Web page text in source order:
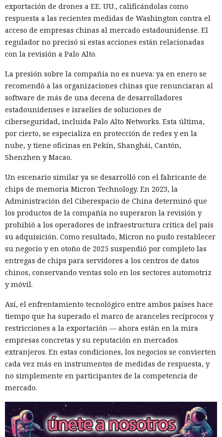
exportación de drones a EE. UU., calificándolas como
respuesta a las recientes medidas de Washington contra el
acceso de empresas chinas al mercado estadounidense. El
regulador no precisó si estas acciones están relacionadas
con la revisión a Palo Alto.
La presión sobre la compañía no es nueva: ya en enero se
recomendó a las organizaciones chinas que renunciaran al
software de más de una decena de desarrolladores
estadounidenses e israelíes de soluciones de
ciberseguridad, incluida Palo Alto Networks. Esta última,
por cierto, se especializa en protección de redes y en la
nube, y tiene oficinas en Pekín, Shanghái, Cantón,
Shenzhen y Macao.
Un escenario similar ya se desarrolló con el fabricante de
chips de memoria Micron Technology. En 2023, la
Administración del Ciberespacio de China determinó que
los productos de la compañía no superaron la revisión y
prohibió a los operadores de infraestructura crítica del país
su adquisición. Como resultado, Micron no pudo restablecer
su negocio y en otoño de 2025 suspendió por completo las
entregas de chips para servidores a los centros de datos
chinos, conservando ventas solo en los sectores automotriz
y móvil.
Así, el enfrentamiento tecnológico entre ambos países hace
tiempo que ha superado el marco de aranceles recíprocos y
restricciones a la exportación — ahora están en la mira
empresas concretas y su reputación en mercados
extranjeros. En estas condiciones, los negocios se convierten
cada vez más en instrumentos de medidas de respuesta, y
no simplemente en participantes de la competencia de
mercado.